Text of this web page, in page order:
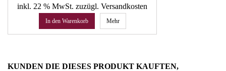
inkl. 22 % MwSt. zuzügl. Versandkosten
In den Warenkorb Mehr
KUNDEN DIE DIESES PRODUKT KAUFTEN,